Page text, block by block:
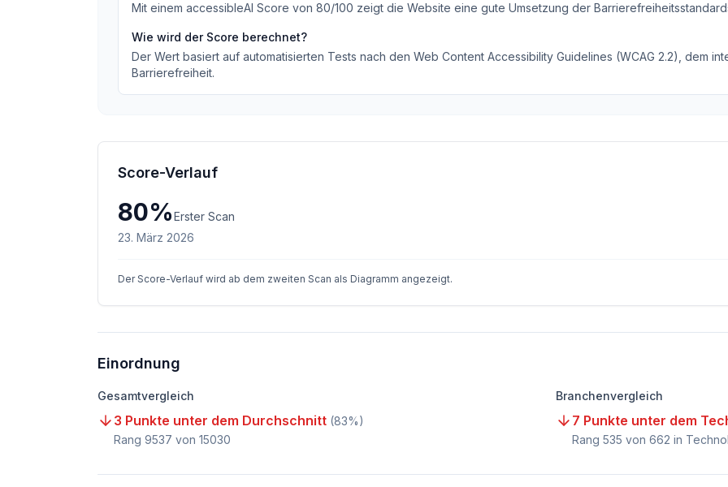
Mit einem accessibleAI Score von 80/100 zeigt die Website eine gute Umsetzung der
Wie wird der Score berechnet?
Der Wert basiert auf automatisierten Tests nach den Web Content Accessibility Guidelines (WCAG 2.2), dem
Barrierefreiheit.
Score-Verlauf
80%Erster Scan
23. März 2026
Der Score-Verlauf wird ab dem zweiten Scan als Diagramm angezeigt.
Einordnung
Gesamtvergleich
3 Punkte unter dem Durchschnitt (83%)
Rang 9537 von 15030
Branchenvergleich
7 Punkte unter dem
Rang 535 von 662 in